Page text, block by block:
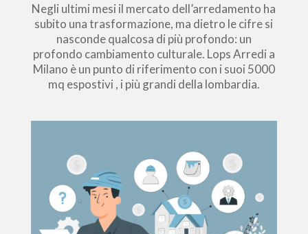
Negli ultimi mesi il mercato dell’arredamento ha
subito una trasformazione, ma dietro le cifre si
nasconde qualcosa di più profondo: un
profondo cambiamento culturale. Lops Arredi a
Milano è un punto di riferimento con i suoi 5000
mq espostivi , i più grandi della lombardia.